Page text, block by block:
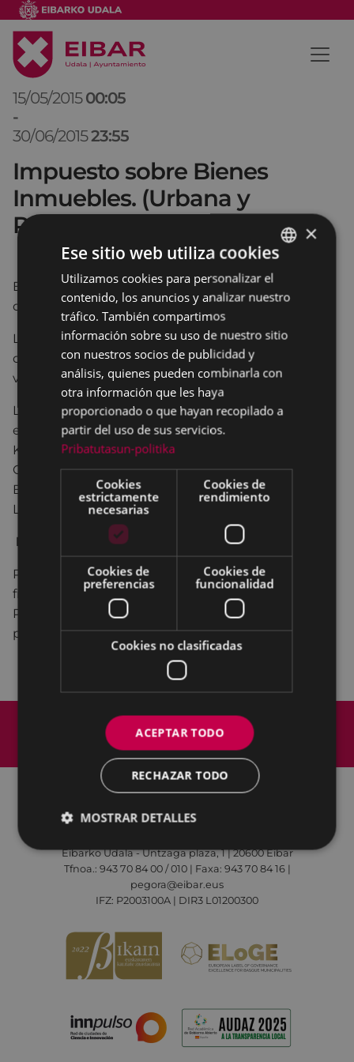
15/05/201500:05
-
30/06/201523:55
Impuesto sobre Bienes
Inmuebles. (Urbana y
Rústica) 2015
El periodo voluntario de pago finaliza el 30 de junio
de 2015 (martes).
Los recibos domiciliados se cargarán en la cuenta
de domiciliación en último día de dicho periodo
voluntario.
Los recibos no domiciliados deberán ser pagados
en alguna de las ocho entidades colaboradoras:
Kutxabank, Laboral Kutxa, Banco Sabadell-
Guipuzcoano, Banco Bilbao Vizcaya Argentaria,
Banco Santander, Bankoa, Caja Rural de Navarra y
La Caixa o en Internet, a través de MIPAGO.
Pago fraccionado
Podrá solicitarse esta modalidad de pago
fraccionado hasta el día 15/06/2015 (lunes, inclusive).
Para información sobre esta modalidad de pago
puede consultaraquí
Política de cookies
Contacto
Accesibilidad
Todas las redes sociales del Ayuntamiento
Eibarko Udala - Untzaga plaza, 1 | 20600 Eibar
Tfnoa.: 943 70 84 00 / 010 | Faxa: 943 70 84 16 |
pegora@eibar.eus
IFZ: P2003100A | DIR3 L01200300
BASQUE
SPANISH
×
Ese sitio web utiliza cookies
Utilizamos cookies para personalizar el
contenido, los anuncios y analizar nuestro
tráfico. También compartimos
información sobre su uso de nuestro sitio
con nuestros socios de publicidad y
análisis, quienes pueden combinarla con
otra información que les haya
proporcionado o que hayan recopilado a
partir del uso de sus servicios.
Pribatutasun-politika
Cookies
estrictamente
necesarias
Cookies de
rendimiento
Cookies de
preferencias
Cookies de
funcionalidad
Cookies no clasificadas
ACEPTAR TODO
RECHAZAR TODO
MOSTRAR DETALLES